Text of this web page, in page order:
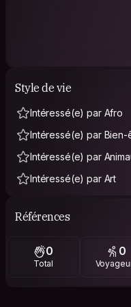
Style de vie
Intéressé(e) par Afro
Intéressé(e) par Bien-
Intéressé(e) par
Intéressé(e) par Art
Références
0
Total
0